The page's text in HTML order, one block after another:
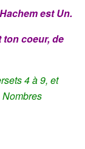
est Un.
ton coeur, de
4 à 9, et